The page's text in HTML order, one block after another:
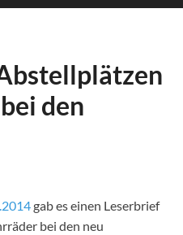
den
gab es einen Leserbrief
bei den neu